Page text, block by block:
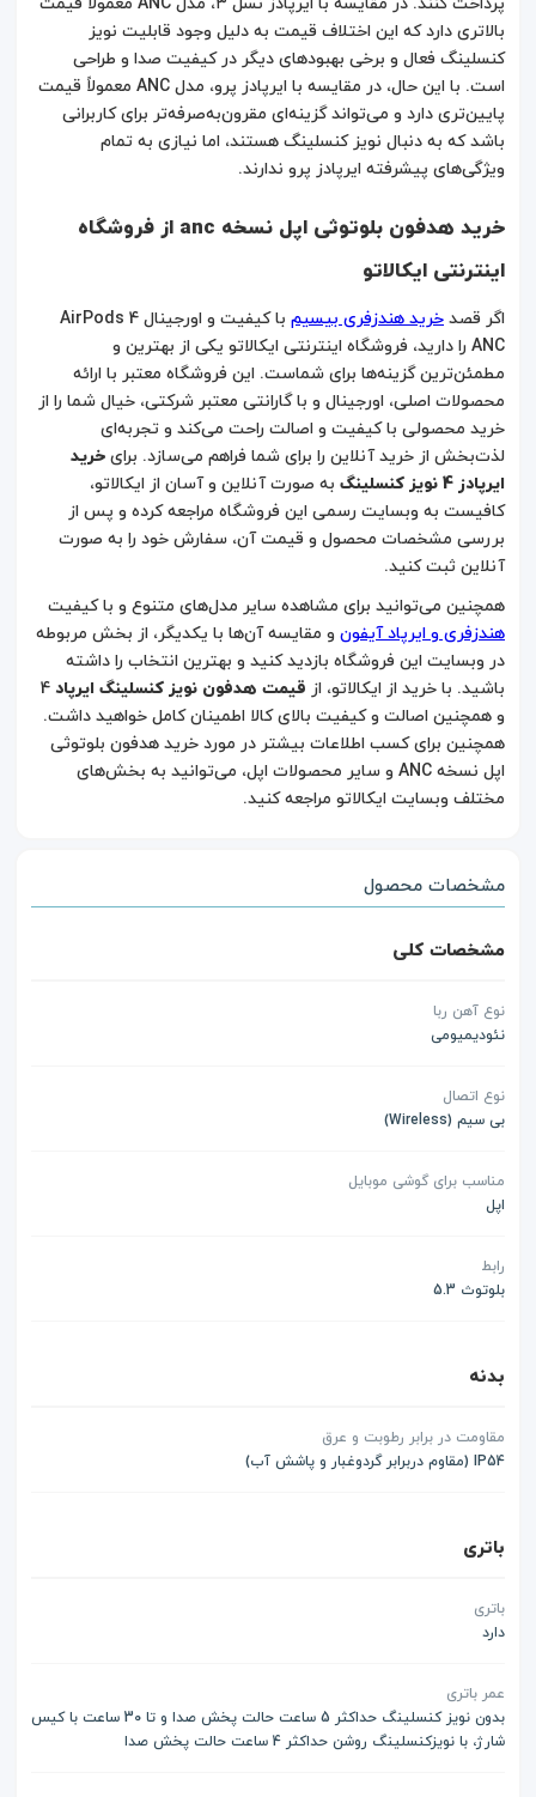
بالاتری دارد که این اختلاف قیمت به دلیل وجود قابلیت نویز
کنسلینگ فعال و برخی بهبودهای دیگر در کیفیت صدا و طراحی
است. با این حال، در مقایسه با ایرپادز پرو، مدل ANC معمولاً قیمت
پایین‌تری دارد و می‌تواند گزینه‌ای مقرون‌به‌صرفه‌تر برای کاربرانی
باشد که به دنبال نویز کنسلینگ هستند، اما نیازی به تمام
ویژگی‌های پیشرفته ایرپادز پرو ندارند.
خرید هدفون بلوتوثی اپل نسخه anc از فروشگاه
اینترنتی ایکالاتو
اگر قصدخرید هندزفری بیسیم
با کیفیت و اورجینال AirPods 4
ANC را دارید، فروشگاه اینترنتی ایکالاتو یکی از بهترین و
مطمئن‌ترین گزینه‌ها برای شماست. این فروشگاه معتبر با ارائه
محصولات اصلی، اورجینال و با گارانتی معتبر شرکتی، خیال شما را از
خرید محصولی با کیفیت و اصالت راحت می‌کند و تجربه‌ای
لذت‌بخش از خرید آنلاین را برای شما فراهم می‌سازد. برایخرید
ایرپادز 4 نویز کنسلینگ
به صورت آنلاین و آسان از ایکالاتو،
کافیست به وبسایت رسمی این فروشگاه مراجعه کرده و پس از
بررسی مشخصات محصول و قیمت آن، سفارش خود را به صورت
آنلاین ثبت کنید.
همچنین می‌توانید برای مشاهده سایر مدل‌های متنوع و با کیفیت
هندزفری و ایرپاد آیفون و مقایسه آن‌ها با یکدیگر، از بخش مربوطه
در وبسایت این فروشگاه بازدید کنید و بهترین انتخاب را داشته
باشید. با خرید از ایکالاتو، از قیمت هدفون نویز کنسلینگ ایرپاد 4
و همچنین اصالت و کیفیت بالای کالا اطمینان کامل خواهید داشت.
همچنین برای کسب اطلاعات بیشتر در مورد خرید هدفون بلوتوثی
اپل نسخه ANC و سایر محصولات اپل، می‌توانید به بخش‌های
مختلف وبسایت ایکالاتو مراجعه کنید.
مشخصات محصول
مشخصات کلی
نوع آهن ربا
نئودیمیومی
نوع اتصال
بی سیم (Wireless)
مناسب برای گوشی موبایل
اپل
رابط
بلوتوث 5.3
بدنه
مقاومت در برابر رطوبت و عرق
IP54 (مقاوم دربرابر گردوغبار و پاشش آب)
باتری
باتری
دارد
عمر باتری
بدون نویز کنسلینگ حداکثر 5 ساعت حالت پخش صدا و تا 30 ساعت با کیس
شارژ، با نویزکنسلینگ روشن حداکثر 4 ساعت حالت پخش صدا